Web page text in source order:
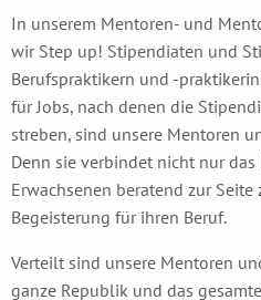
In unserem Mentoren- und
wir Step up! Stipendiaten und
Berufspraktikern und -
für Jobs, nach denen die
streben, sind unsere Mentoren
Denn sie verbindet nicht nur das
Erwachsenen beratend zur
Begeisterung für ihren Beruf.
Verteilt sind unsere Mentoren
ganze Republik und das